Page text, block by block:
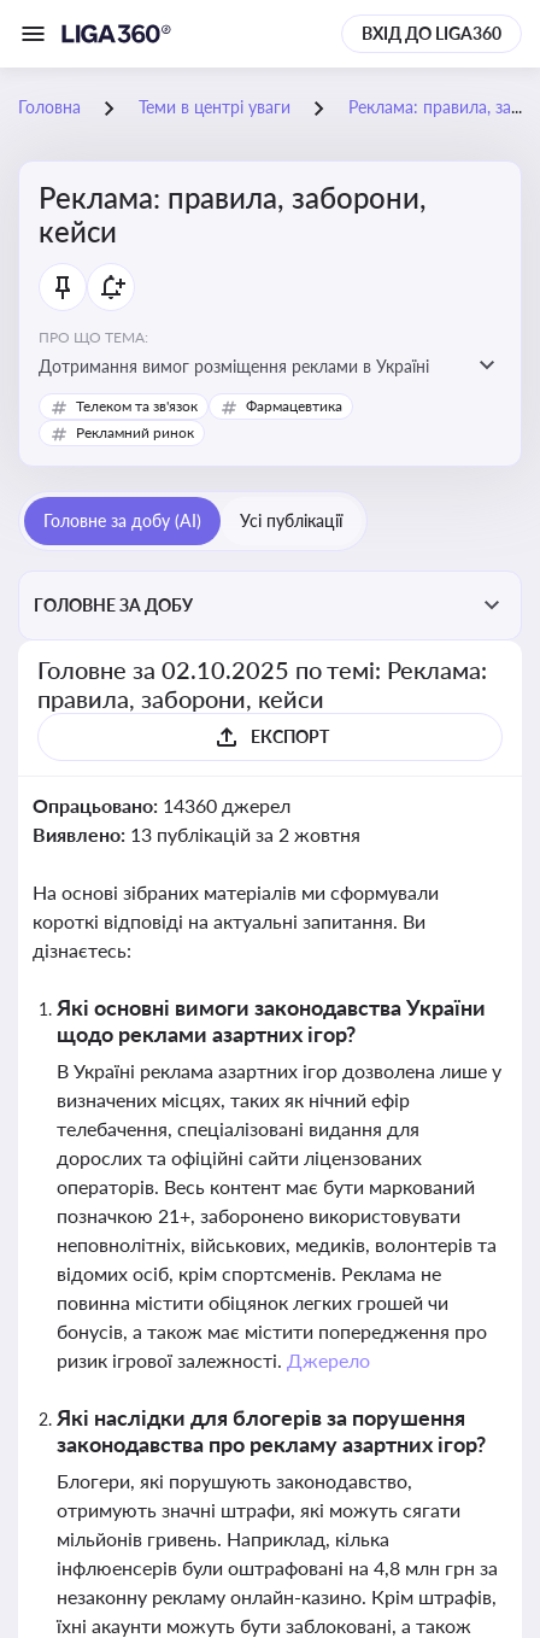
ВХІД ДО LIGA360
Головна Теми в центрі уваги Реклама: правила, заборони, кейси
Реклама: правила, заборони,
кейси
ПРО ЩО ТЕМА:
Дотримання вимог розміщення реклами в Україні
Телеком та зв'язок
Фармацевтика
Рекламний ринок
Головне за добу (AI) Усі публікації
ГОЛОВНЕ ЗА ДОБУ
Головне за 02.10.2025 по темі: Реклама:
правила, заборони, кейси
ЕКСПОРТ
Опрацьовано: 14360 джерел
Виявлено: 13 публікацій за 2 жовтня
На основі зібраних матеріалів ми сформували
короткі відповіді на актуальні запитання. Ви
дізнаєтесь:
Які основні вимоги законодавства України
щодо реклами азартних ігор?
В Україні реклама азартних ігор дозволена лише у
визначених місцях, таких як нічний ефір
телебачення, спеціалізовані видання для
дорослих та офіційні сайти ліцензованих
операторів. Весь контент має бути маркований
позначкою 21+, заборонено використовувати
неповнолітніх, військових, медиків, волонтерів та
відомих осіб, крім спортсменів. Реклама не
повинна містити обіцянок легких грошей чи
бонусів, а також має містити попередження про
ризик ігрової залежності. Джерело
Які наслідки для блогерів за порушення
законодавства про рекламу азартних ігор?
Блогери, які порушують законодавство,
отримують значні штрафи, які можуть сягати
мільйонів гривень. Наприклад, кілька
інфлюенсерів були оштрафовані на 4,8 млн грн за
незаконну рекламу онлайн-казино. Крім штрафів,
їхні акаунти можуть бути заблоковані, а також